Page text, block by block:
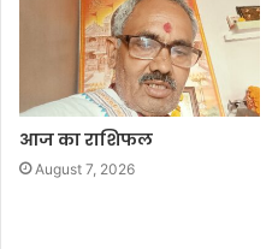
आज का राशिफल
August 7, 2026